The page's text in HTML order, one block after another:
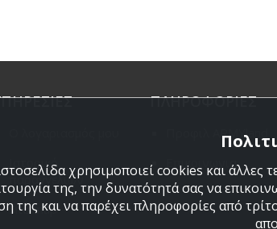
Ιστορικό
παραγγελιών
Site map
ΠΛΗΡΟΦΟΡΙΕΣ
Προφιλ ARMYland
Επικοινωνια
χρησιμοποιεί cookies και άλλες
της, την δυνατότητά σας να
της και να παρέχει πληροφορίες από